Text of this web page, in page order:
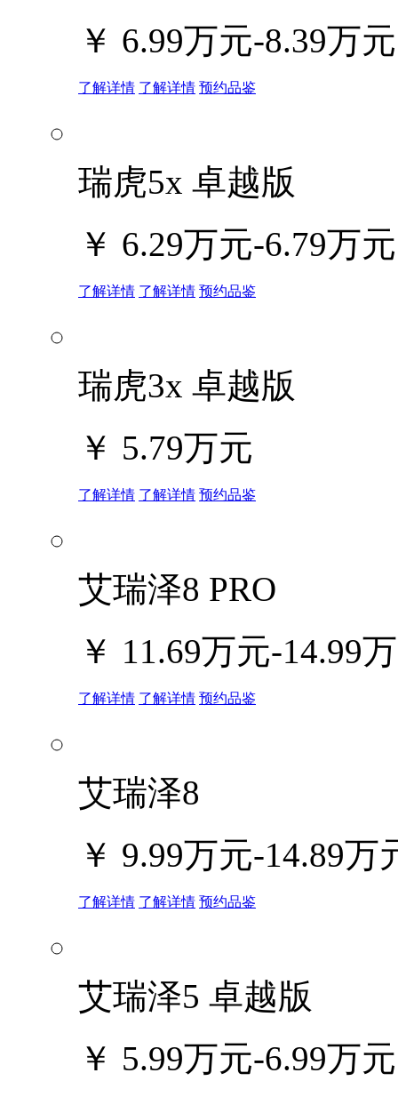
￥ 6.99万元-8.39万元
了解详情 了解详情 预约品鉴
瑞虎5x 卓越版
￥ 6.29万元-6.79万元
了解详情 了解详情 预约品鉴
瑞虎3x 卓越版
￥ 5.79万元
了解详情 了解详情 预约品鉴
艾瑞泽8 PRO
￥ 11.69万元-14.99
了解详情 了解详情 预约品鉴
艾瑞泽8
￥ 9.99万元-14.89万
了解详情 了解详情 预约品鉴
艾瑞泽5 卓越版
￥ 5.99万元-6.99万元